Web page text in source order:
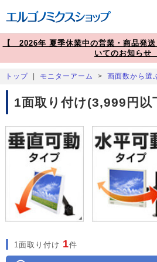
【 2026年 夏季休業中の営業・商品発
いてのお知らせ
トップ モニターアーム > 画面数から選
1面取り付け(3,999円以
1面取り付け 1件